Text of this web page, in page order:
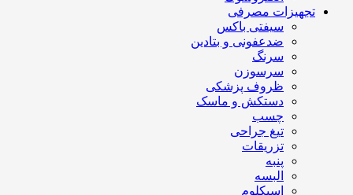
تجهیزات مصرفی
سیفتی باکس
ضدعفونی و بتادین
سرنگ
سرسوزن
ظروف پزشکی
دستکش و ماسک
چسب
تیغ جراحی
تزریقات
پنبه
البسه
اسپکلوم